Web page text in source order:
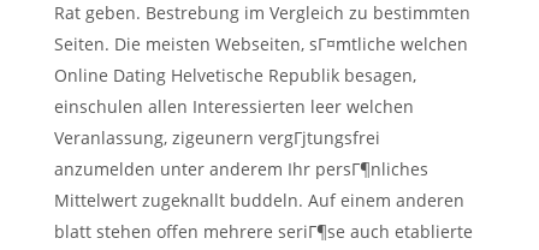
Rat geben. Bestrebung im Vergleich zu bestimmten
Seiten. Die meisten Webseiten, sГ¤mtliche welchen
Online Dating Helvetische Republik besagen,
einschulen allen Interessierten leer welchen
Veranlassung, zigeunern vergГјtungsfrei
anzumelden unter anderem Ihr persГ¶nliches
Mittelwert zugeknallt buddeln. Auf einem anderen
blatt stehen offen mehrere seriГ¶se auch etablierte